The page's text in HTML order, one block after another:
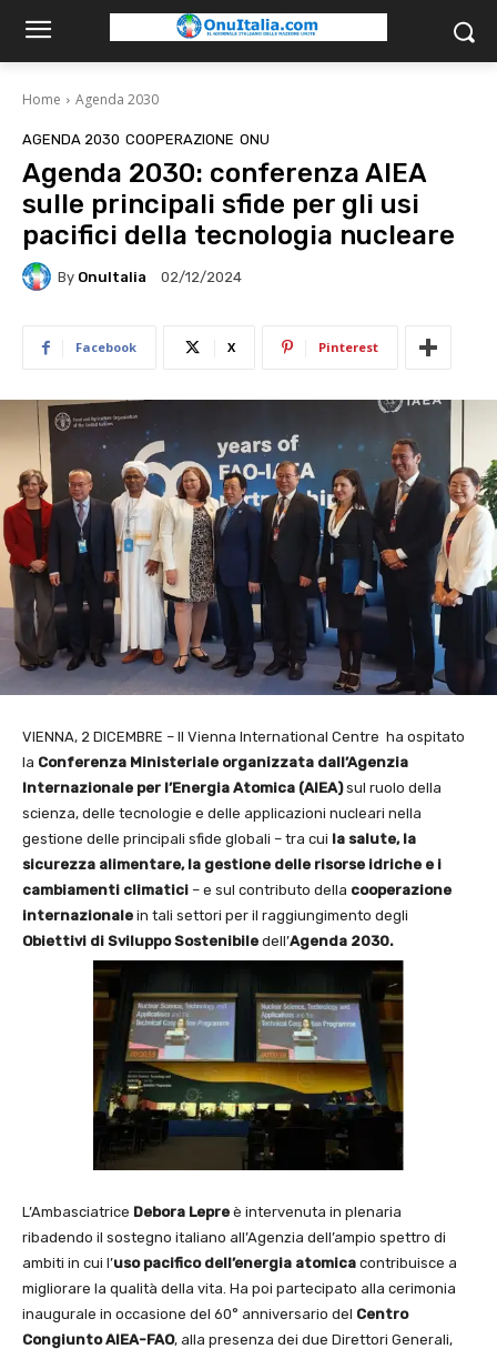
Home Agenda 2030
AGENDA 2030 COOPERAZIONE ONU
Agenda 2030: conferenza AIEA
sulle principali sfide per gli usi
pacifici della tecnologia nucleare
By OnuItalia 02/12/2024
Facebook X Pinterest
VIENNA, 2 DICEMBRE – Il Vienna International Centre ha ospitato
la Conferenza Ministeriale organizzata dall’Agenzia
Internazionale per l’Energia Atomica (AIEA)sul ruolo della
scienza, delle tecnologie e delle applicazioni nucleari nella
gestione delle principali sfide globali – tra cui la salute, la
sicurezza alimentare, la gestione delle risorse idriche e i
cambiamenti climatici – e sul contributo della cooperazione
internazionale in tali settori per il raggiungimento degli
Obiettivi di Sviluppo Sostenibile dell’Agenda 2030.
L’Ambasciatrice Debora Lepre è intervenuta in plenaria
ribadendo il sostegno italiano all’Agenzia dell’ampio spettro di
ambiti in cui l’uso pacifico dell’energia atomica contribuisce a
migliorare la qualità della vita. Ha poi partecipato alla cerimonia
inaugurale in occasione del 60° anniversario del Centro
Congiunto AIEA-FAO, alla presenza dei due Direttori Generali,